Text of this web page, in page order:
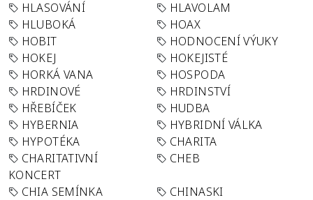
HLASOVÁNÍ
HLAVOLAM
HLUBOKÁ
HOAX
HOBIT
HODNOCENÍ VÝUKY
HOKEJ
HOKEJISTÉ
HORKÁ VANA
HOSPODA
HRDINOVÉ
HRDINSTVÍ
HŘEBÍČEK
HUDBA
HYBERNIA
HYBRIDNÍ VÁLKA
HYPOTÉKA
CHARITA
CHARITATIVNÍ
KONCERT
CHEB
CHIA SEMÍNKA
CHINASKI